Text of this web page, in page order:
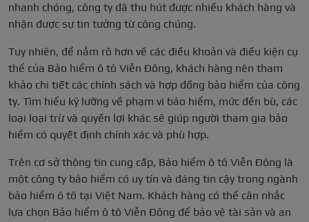
nhanh chóng, công ty đã thu hút được nhiều khách hàng và
nhận được sự tin tưởng từ công chúng.
Tuy nhiên, để nắm rõ hơn về các điều khoản và điều kiện cụ
thể của Bảo hiểm ô tô Viễn Đông, khách hàng nên tham
khảo chi tiết các chính sách và hợp đồng bảo hiểm của công
ty. Tìm hiểu kỹ lưỡng về phạm vi bảo hiểm, mức đền bù, các
loại loại trừ và quyền lợi khác sẽ giúp người tham gia bảo
hiểm có quyết định chính xác và phù hợp.
Trên cơ sở thông tin cung cấp, Bảo hiểm ô tô Viễn Đông là
một công ty bảo hiểm có uy tín và đáng tin cậy trong ngành
bảo hiểm ô tô tại Việt Nam. Khách hàng có thể cân nhắc
lựa chọn Bảo hiểm ô tô Viễn Đông để bảo vệ tài sản và an